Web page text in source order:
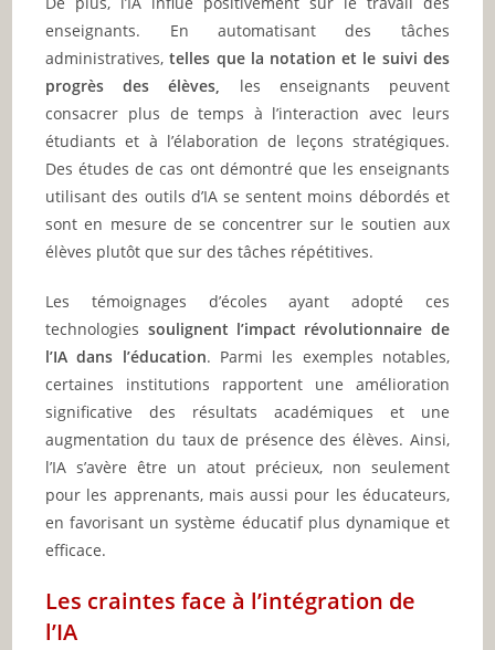
enseignants. En automatisant des tâches
administratives,telles que la notation et le suivi des
progrès des élèves,
les enseignants peuvent
consacrer plus de temps à l’interaction avec leurs
étudiants et à l’élaboration de leçons stratégiques.
Des études de cas ont démontré que les enseignants
utilisant des outils d’IA se sentent moins débordés et
sont en mesure de se concentrer sur le soutien aux
élèves plutôt que sur des tâches répétitives.
Les témoignages d’écoles ayant adopté ces
technologies soulignent l’impact révolutionnaire de
l’IA dans l’éducation. Parmi les exemples notables,
certaines institutions rapportent une amélioration
significative des résultats académiques et une
augmentation du taux de présence des élèves. Ainsi,
l’IA s’avère être un atout précieux, non seulement
pour les apprenants, mais aussi pour les éducateurs,
en favorisant un système éducatif plus dynamique et
efficace.
Les craintes face à l’intégration de
l’IA